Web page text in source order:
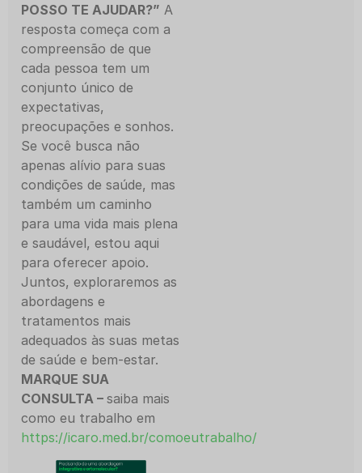
POSSO TE AJUDAR?” A
resposta começa com a
compreensão de que
cada pessoa tem um
conjunto único de
expectativas,
preocupações e sonhos.
Se você busca não
apenas alívio para suas
condições de saúde, mas
também um caminho
para uma vida mais plena
e saudável, estou aqui
para oferecer apoio.
Juntos, exploraremos as
abordagens e
tratamentos mais
adequados às suas metas
de saúde e bem-estar.
MARQUE SUA
CONSULTA – saiba mais
como eu trabalho em
https://icaro.med.br/comoeutrabalho/